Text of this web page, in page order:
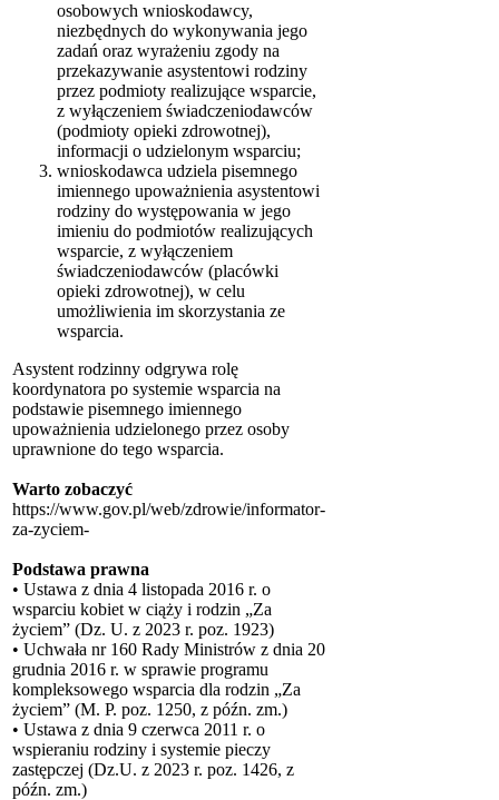
osobowych wnioskodawcy,
niezbędnych do wykonywania jego
zadań oraz wyrażeniu zgody na
przekazywanie asystentowi rodziny
przez podmioty realizujące wsparcie,
z wyłączeniem świadczeniodawców
(podmioty opieki zdrowotnej),
informacji o udzielonym wsparciu;
wnioskodawca udziela pisemnego
imiennego upoważnienia asystentowi
rodziny do występowania w jego
imieniu do podmiotów realizujących
wsparcie, z wyłączeniem
świadczeniodawców (placówki
opieki zdrowotnej), w celu
umożliwienia im skorzystania ze
wsparcia.
Asystent rodzinny odgrywa rolę
koordynatora po systemie wsparcia na
podstawie pisemnego imiennego
upoważnienia udzielonego przez osoby
uprawnione do tego wsparcia.
Warto zobaczyć
https://www.gov.pl/web/zdrowie/informator-
za-zyciem-
Podstawa prawna
• Ustawa z dnia 4 listopada 2016 r. o
wsparciu kobiet w ciąży i rodzin „Za
życiem” (Dz. U. z 2023 r. poz. 1923)
• Uchwała nr 160 Rady Ministrów z dnia 20
grudnia 2016 r. w sprawie programu
kompleksowego wsparcia dla rodzin „Za
życiem” (M. P. poz. 1250, z późn. zm.)
• Ustawa z dnia 9 czerwca 2011 r. o
wspieraniu rodziny i systemie pieczy
zastępczej (Dz.U. z 2023 r. poz. 1426, z
późn. zm.)